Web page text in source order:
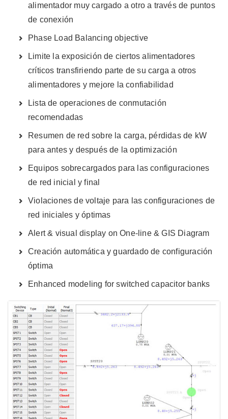
alimentador muy cargado a otro a través de puntos
de conexión
Phase Load Balancing objective
Limite la exposición de ciertos alimentadores
críticos transfiriendo parte de su carga a otros
alimentadores y mejore la confiabilidad
Lista de operaciones de conmutación
recomendadas
Resumen de red sobre la carga, pérdidas de kW
para antes y después de la optimización
Equipos sobrecargados para las configuraciones
de red inicial y final
Violaciones de voltaje para las configuraciones de
red iniciales y óptimas
Alert & visual display on One-line & GIS Diagram
Creación automática y guardado de configuración
óptima
Enhanced modeling for switched capacitor banks